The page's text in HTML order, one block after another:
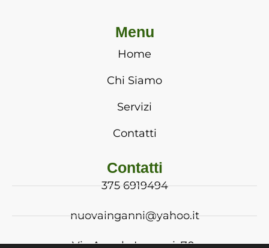
Menu
Home
Chi Siamo
Servizi
Contatti
Contatti
375 6919494
nuovainganni@yahoo.it